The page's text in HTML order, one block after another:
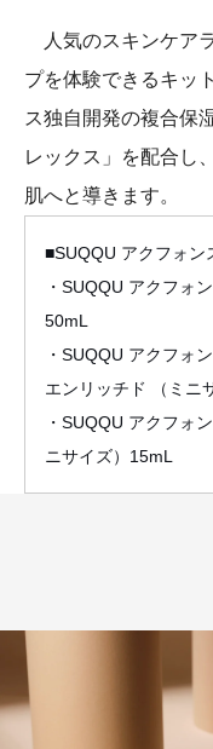
人気のスキンケア
プを体験できるキッ
ス独自開発の複合保
レックス」を配合し
肌へと導きます。
■SUQQU アクフォン
・SUQQU アクフォ
50mL
・SUQQU アクフォ
エンリッチド （ミニ
・SUQQU アクフォ
ニサイズ）15mL